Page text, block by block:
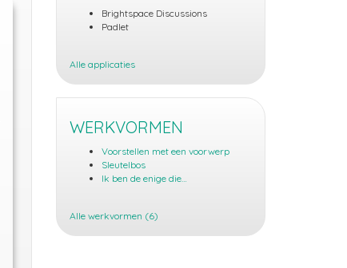
Brightspace Discussions
Padlet
Alle applicaties
WERKVORMEN
Voorstellen met een voorwerp
Sleutelbos
Ik ben de enige die…
Alle werkvormen (6)